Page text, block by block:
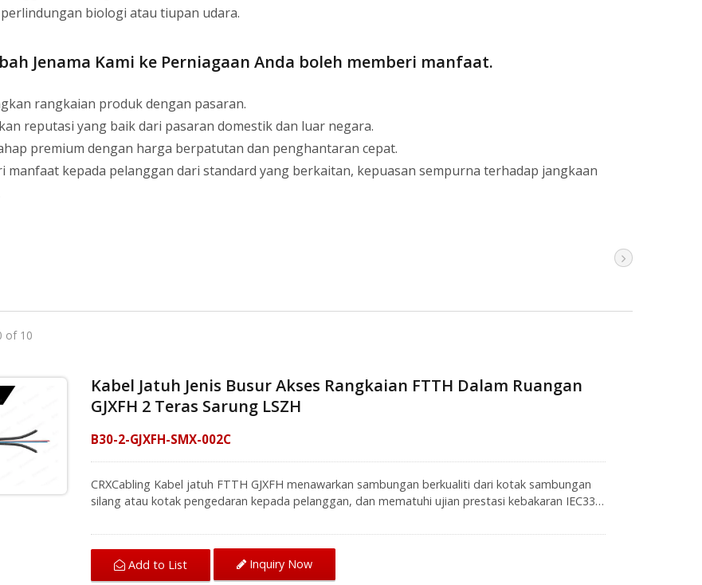
biologi atau tiupan udara.
Jenama Kami ke Perniagaan Anda boleh memberi manfaat.
rangkaian produk dengan pasaran.
reputasi yang baik dari pasaran domestik dan luar negara.
premium dengan harga berpatutan dan penghantaran cepat.
manfaat kepada pelanggan dari standard yang berkaitan, kepuasan sempurna terhadap jangkaan
of 10
Kabel Jatuh Jenis Busur Akses Rangkaian FTTH Dalam Ruangan
GJXFH 2 Teras Sarung LSZH
B30-2-GJXFH-SMX-002C
CRXCabling Kabel jatuh FTTH GJXFH menawarkan sambungan berkualiti dari kotak sambungan
silang atau kotak pengedaran kepada pelanggan, dan mematuhi ujian prestasi kebakaran IEC332-
gentian kerana ia mudah dikendalikan di bawah struktur notch dan radius lenturan yang lebih
kecil. Dengan anggota kekuatan FRP sebagai penguat teras, kabel serat optik drop fiber
menunjukkan ketahanan yang sangat baik terhadap kabel rangkaian serat optik FTTH.
Add to List Inquiry Now